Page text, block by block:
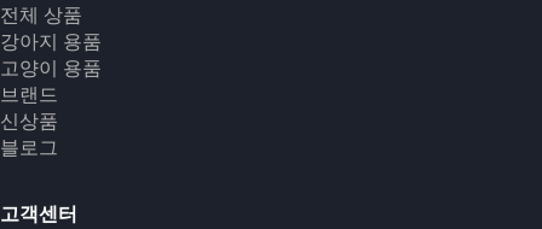
전체 상품
강아지 용품
고양이 용품
브랜드
신상품
블로그
고객센터